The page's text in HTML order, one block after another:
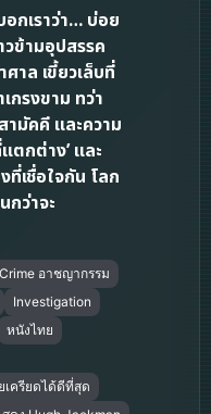
กเราว่า… บ่อย
วข้ามอุปสรรค
าล เขี้ยวเล็บที่
กรงขาม ทว่า
ามัคคี และความ
ตกต่าง’ และ
ที่เชื่อใจกัน โลก
กว่าจะ
Crime อาชญากรรม
Investigation
หนังไทย
เครียดได้ดีที่สุด